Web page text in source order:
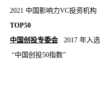
2021 中国影响力VC投资机构
TOP50
中国创投专委会
2017 年入选
“中国创投50指数”